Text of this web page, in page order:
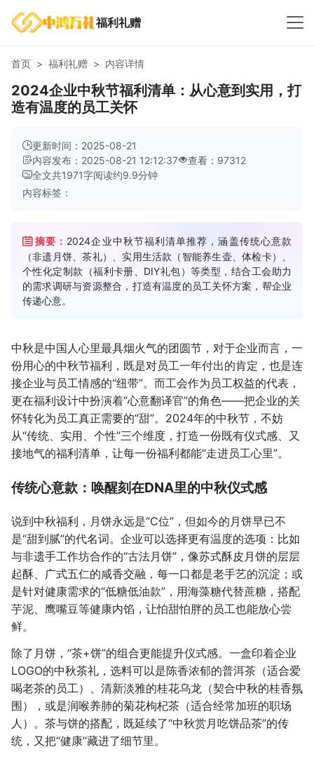
福利礼赠
首页 福利礼赠 内容详情
2024企业中秋节福利清单：从心意到实用，打
造有温度的员工关怀
更新时间：2025-08-21
内容发布：2025-08-21 12:12:37
查看：97312
全文共1971字阅读约9.9分钟
内容标签：
摘要： 2024企业中秋节福利清单推荐，涵盖传统心意款
（非遗月饼、茶礼）、实用生活款（智能养生壶、体检卡）、
个性化定制款（福利卡册、DIY礼包）等类型，结合工会助力
的需求调研与资源整合，打造有温度的员工关怀方案，帮企业
传递心意。
中秋是中国人心里最具烟火气的团圆节，对于企业而言，一
份用心的中秋节福利，既是对员工一年付出的肯定，也是连
接企业与员工情感的“纽带”。而工会作为员工权益的代表，
更在福利设计中扮演着“心意翻译官”的角色——把企业的关
怀转化为员工真正需要的“甜”。2024年的中秋节，不妨
从“传统、实用、个性”三个维度，打造一份既有仪式感、又
接地气的福利清单，让每一份福利都能“走进员工心里”。
传统心意款：唤醒刻在DNA里的中秋仪式感
说到中秋福利，月饼永远是“C位”，但如今的月饼早已不
是“甜到腻”的代名词。企业可以选择更有温度的选项：比如
与非遗手工作坊合作的“古法月饼”，像苏式酥皮月饼的层层
起酥、广式五仁的咸香交融，每一口都是老手艺的沉淀；或
是针对健康需求的“低糖低油款”，用海藻糖代替蔗糖，搭配
芋泥、鹰嘴豆等健康内馅，让怕甜怕胖的员工也能放心尝
鲜。
除了月饼，“茶+饼”的组合更能提升仪式感。一盒印着企业
LOGO的中秋茶礼，选料可以是陈香浓郁的普洱茶（适合爱
喝老茶的员工）、清新淡雅的桂花乌龙（契合中秋的桂香氛
围），或是润喉养肺的菊花枸杞茶（适合经常加班的职场
人）。茶与饼的搭配，既延续了“中秋赏月吃饼品茶”的传
统，又把“健康”藏进了细节里。